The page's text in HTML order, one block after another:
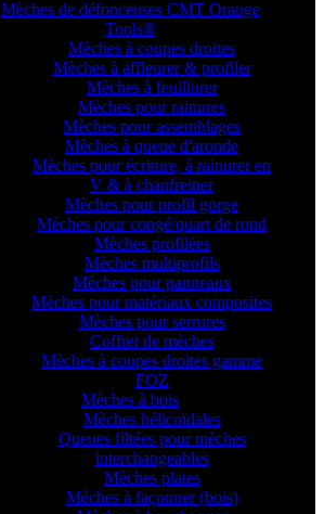
Mèches de défonceuses CMT Orange
Tools®
Mèches à coupes droites
Mèches à affleurer & profiler
Mèches à feuillurer
Mèches pour rainures
Mèches pour assemblages
Mèches à queue d'aronde
Mèches pour écriture, à rainurer en
V & à chanfreiner
Mèches pour profil gorge
Mèches pour congé/quart de rond
Mèches profilées
Mèches multiprofils
Mèches pour panneaux
Mèches pour matériaux composites
Mèches pour serrures
Coffret de mèches
Mèches à coupes droites gamme
FOZ
Mèches à bois
Mèches hélicoïdales
Queues filtées pour mèches
interchangeables
Mèches plates
Mèches à façonner (bois)